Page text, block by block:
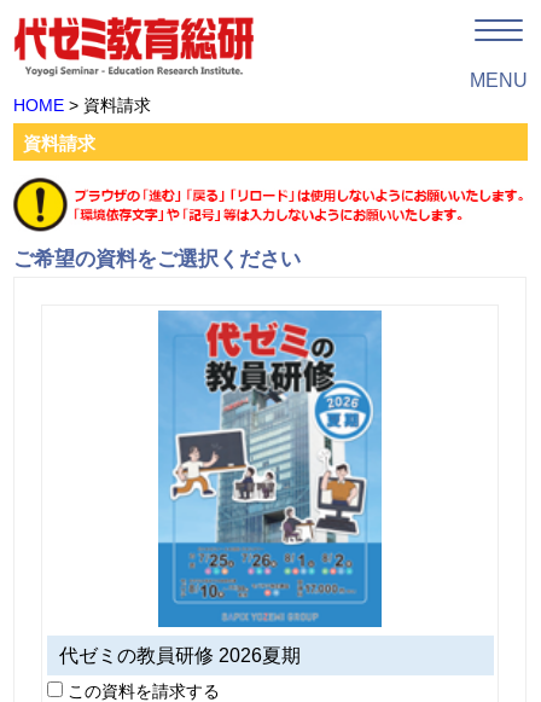
MENU
HOME > 資料請求
資料請求
ご希望の資料をご選択ください
代ゼミの教員研修 2026夏期
この資料を請求する